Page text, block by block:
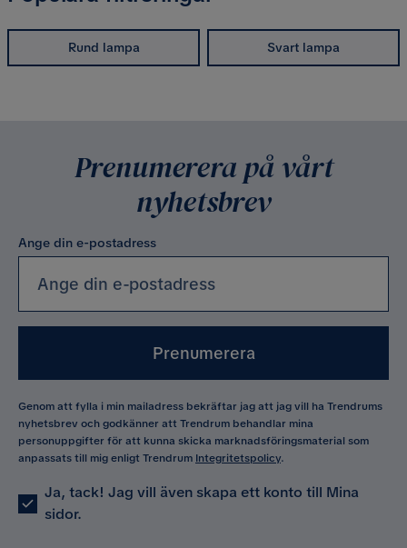
Rund lampa Svart lampa
Prenumerera på vårt
nyhetsbrev
Ange din e-postadress
Prenumerera
Genom att fylla i min mailadress bekräftar jag att jag vill ha Trendrums
nyhetsbrev och godkänner att Trendrum behandlar mina
personuppgifter för att kunna skicka marknadsföringsmaterial som
anpassats till mig enligt Trendrum Integritetspolicy.
Ja, tack! Jag vill även skapa ett konto till Mina
sidor.